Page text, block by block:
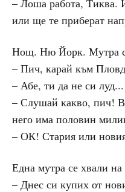
– Лоша работа, Тиква.
или ще те приберат
Нощ. Ню Йорк. Мутра
– Пич, карай към
– Абе, ти да не си луд...
– Слушай какво, пич!
него има половин
– ОК! Стария или
Една мутра се хвали
– Днес си купих от